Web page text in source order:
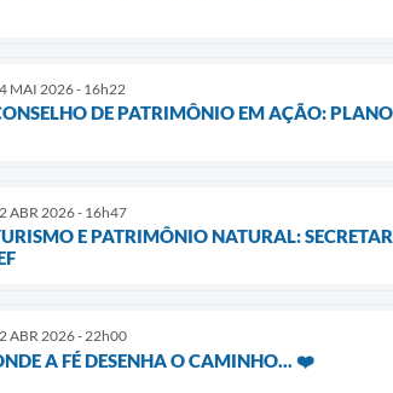
MAI 2026 - 16h22
DE PATRIMÔNIO EM AÇÃO:
ABR 2026 - 16h47
E PATRIMÔNIO NATURAL:
ABR 2026 - 22h00
A FÉ DESENHA O CAMINHO... ❤️